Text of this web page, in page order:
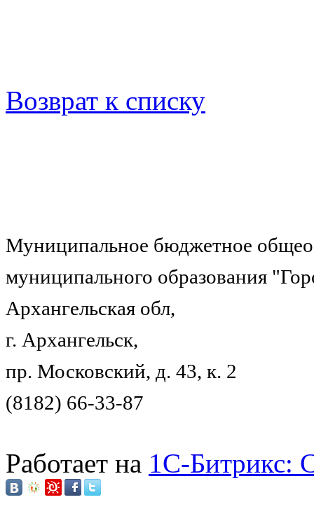
Возврат к списку
Муниципальное бюджетное
муниципального образования
Архангельская обл,
г. Архангельск,
пр. Московский, д. 43, к. 2
(8182) 66-33-87
Работает на 1C-Битрикс: